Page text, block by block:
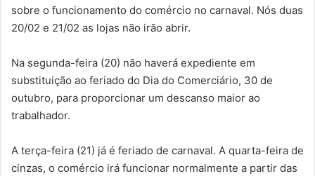
sobre o funcionamento do comércio no carnaval. Nós duas
20/02 e 21/02 as lojas não irão abrir.
Na segunda-feira (20) não haverá expediente em
substituição ao feriado do Dia do Comerciário, 30 de
outubro, para proporcionar um descanso maior ao
trabalhador.
A terça-feira (21) já é feriado de carnaval. A quarta-feira de
cinzas, o comércio irá funcionar normalmente a partir das